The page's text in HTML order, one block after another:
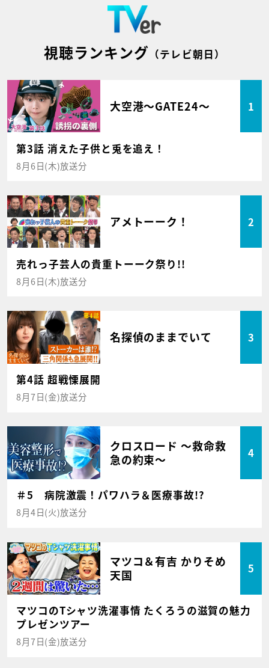
視聴ランキング （テレビ朝日）
大空港～GATE24～ 1
第3話 消えた子供と兎を追え！
8月6日(木)放送分
アメトーーク！ 2
売れっ子芸人の貴重トーーク祭り!!
8月6日(木)放送分
名探偵のままでいて 3
第4話 超戦慄展開
8月7日(金)放送分
クロスロード ～救命救
急の約束～
4
＃5 病院激震！パワハラ＆医療事故!?
8月4日(火)放送分
マツコ＆有吉 かりそめ
天国
5
マツコのTシャツ洗濯事情 たくろうの滋賀の魅力
プレゼンツアー
8月7日(金)放送分